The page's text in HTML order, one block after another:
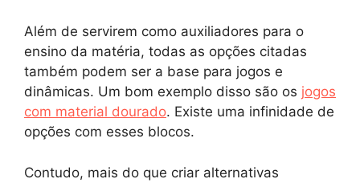
Além de servirem como auxiliadores para o
ensino da matéria, todas as opções citadas
também podem ser a base para jogos e
dinâmicas. Um bom exemplo disso são os jogos
com material dourado. Existe uma infinidade de
opções com esses blocos.
Contudo, mais do que criar alternativas